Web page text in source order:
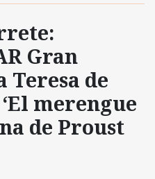
Gran
Teresa de
merengue
de Proust